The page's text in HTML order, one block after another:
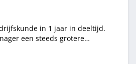
in 1 jaar in deeltijd.
een steeds grotere